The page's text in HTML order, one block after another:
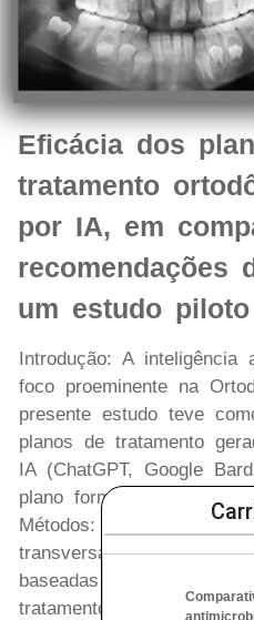
Eficácia dos
tratamento
por IA, em
recomendações
um estudo
Introdução: A
foco proeminente na
presente estudo teve
planos de tratamento
IA (ChatGPT, Google
plano formulado por um
Métodos: Este estudo
transversal visou avaliar
baseadas em IA na
tratamento ortodôntico,